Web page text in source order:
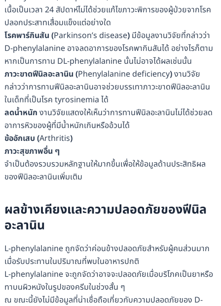
เนื้อเป็นเวลา 24 สัปดาห์ไม่ได้ช่วยแก้ไขภาวะพิการของผู้ป่วยจากโรค
ปลอกประสาทเสื่อมแข็งแต่อย่างใด
โรคพาร์กินสัน (Parkinson’s disease) มีข้อมูลงานวิจัยที่กล่าวว่า
D-phenylalanine อาจลดอาการของโรคพากินสันได้ อย่างไรก็ตาม
หากเป็นการทาน DL-phenylalanine นั้นไม่อาจได้ผลเช่นนั้น
ภาวะขาดฟีนิลอะลานิน (Phenylalanine deficiency)งานวิจัย
กล่าวว่าการทานฟีนิลอะลานินอาจช่วยบรรเทาภาวะขาดฟีนิลอะลานิน
ในเด็กที่เป็นโรค tyrosinemia ได้
ลดน้ำหนัก งานวิจัยแสดงให้เห็นว่าการทานฟีนิลอะลานินไม่ได้ช่วยลด
อาการหิวของผู้ที่มีน้ำหนักเกินหรืออ้วนได้
ข้ออักเสบ (Arthritis)
ภาวะสุขภาพอื่น ๆ
จำเป็นต้องรวบรวมหลักฐานให้มากขึ้นเพื่อให้ข้อมูลด้านประสิทธิผล
ของฟีนิลอะลานินเพิ่มเติม
ผลข้างเคียงและความปลอดภัยของฟีนิล
อะลานิน
L-phenylalanine ถูกจัดว่าค่อนข้างปลอดภัยสำหรับผู้คนส่วนมาก
เมื่อรับประทานในปริมาณที่พบในอาหารปกติ
L-phenylalanine จะถูกจัดว่าอาจจะปลอดภัยเมื่อบริโภคเป็นยาหรือ
ทาบนผิวหนังในรูปของครีมในช่วงสั้น ๆ
ณ ขณะนี้ยังไม่มีข้อมูลที่น่าเชื่อถือเกี่ยวกับความปลอดภัยของ D-